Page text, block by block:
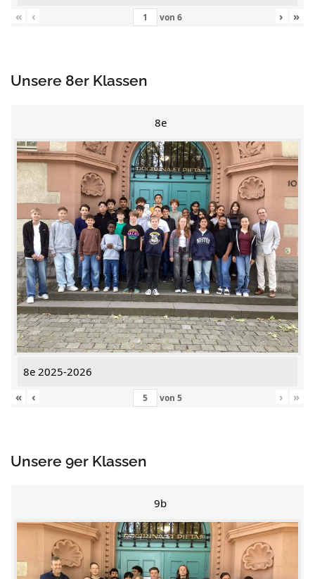
«
‹ von 6 › »
Unsere 8er Klassen
8e
8e 2025-2026
«
‹ von 5 › »
Unsere 9er Klassen
9b